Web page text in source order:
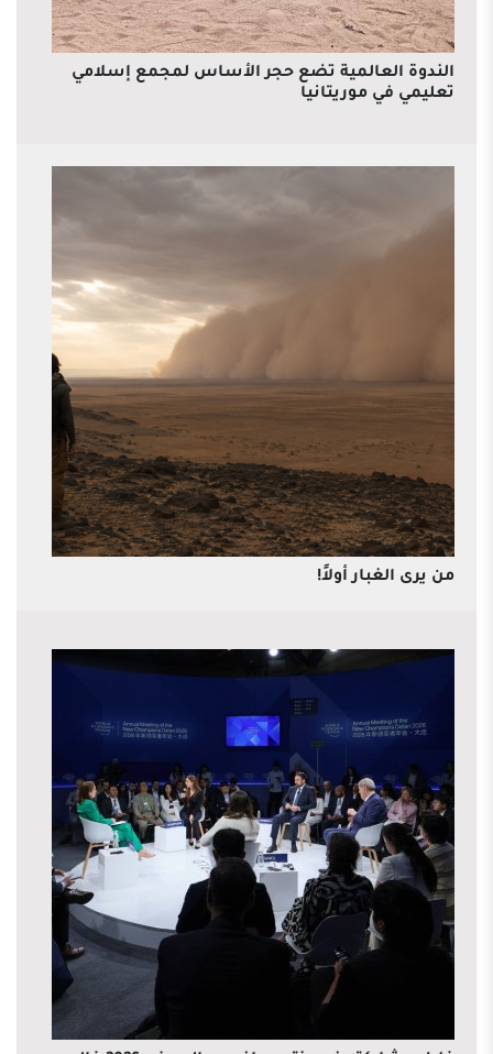
الندوة العالمية تضع حجر الأساس لمجمع إسلامي
تعليمي في موريتانيا
من يرى الغبار أولاً!